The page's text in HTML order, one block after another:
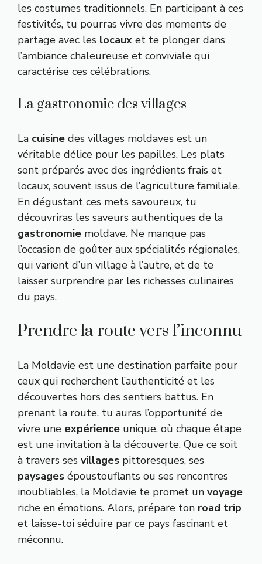
les costumes traditionnels. En participant à ces
festivités, tu pourras vivre des moments de
partage avec les locaux et te plonger dans
l’ambiance chaleureuse et conviviale qui
caractérise ces célébrations.
La gastronomie des villages
La cuisine des villages moldaves est un
véritable délice pour les papilles. Les plats
sont préparés avec des ingrédients frais et
locaux, souvent issus de l’agriculture familiale.
En dégustant ces mets savoureux, tu
découvriras les saveurs authentiques de la
gastronomie moldave. Ne manque pas
l’occasion de goûter aux spécialités régionales,
qui varient d’un village à l’autre, et de te
laisser surprendre par les richesses culinaires
du pays.
Prendre la route vers l’inconnu
La Moldavie est une destination parfaite pour
ceux qui recherchent l’authenticité et les
découvertes hors des sentiers battus. En
prenant la route, tu auras l’opportunité de
vivre une expérience unique, où chaque étape
est une invitation à la découverte. Que ce soit
à travers ses villages pittoresques, ses
paysages époustouflants ou ses rencontres
inoubliables, la Moldavie te promet un voyage
riche en émotions. Alors, prépare ton road trip
et laisse-toi séduire par ce pays fascinant et
méconnu.